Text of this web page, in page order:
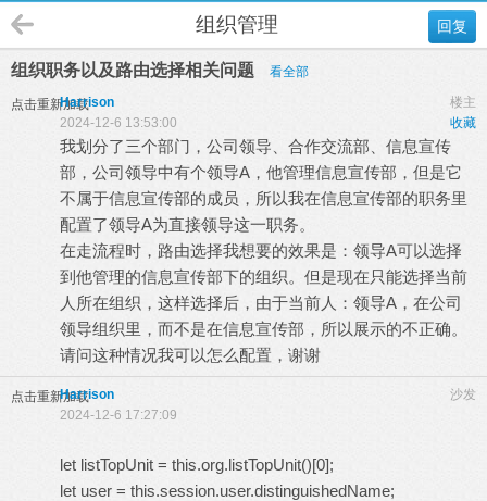
回复
组织管理
组织职务以及路由选择相关问题 看全部
点击重新加载 楼主
Harrison
收藏
2024-12-6 13:53:00
我划分了三个部门，公司领导、合作交流部、信息宣传
部，公司领导中有个领导A，他管理信息宣传部，但是它
不属于信息宣传部的成员，所以我在信息宣传部的职务里
配置了领导A为直接领导这一职务。
在走流程时，路由选择我想要的效果是：领导A可以选择
到他管理的信息宣传部下的组织。但是现在只能选择当前
人所在组织，这样选择后，由于当前人：领导A，在公司
领导组织里，而不是在信息宣传部，所以展示的不正确。
请问这种情况我可以怎么配置，谢谢
点击重新加载 沙发
Harrison
2024-12-6 17:27:09
let listTopUnit = this.org.listTopUnit()[0];
let user = this.session.user.distinguishedName;